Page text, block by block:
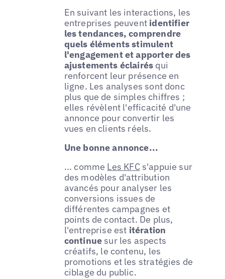
En suivant les interactions, les
entreprises peuvent identifier
les tendances, comprendre
quels éléments stimulent
l'engagement et apporter des
ajustements éclairés qui
renforcent leur présence en
ligne. Les analyses sont donc
plus que de simples chiffres ;
elles révèlent l'efficacité d'une
annonce pour convertir les
vues en clients réels.
Une bonne annonce...
... comme Les KFCs'appuie sur
des modèles d'attribution
avancés pour analyser les
conversions issues de
différentes campagnes et
points de contact. De plus,
l'entreprise est itération
continue sur les aspects
créatifs, le contenu, les
promotions et les stratégies de
ciblage du public.